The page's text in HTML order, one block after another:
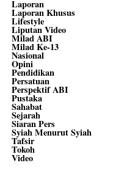
Laporan
Laporan Khusus
Lifestyle
Liputan Video
Milad ABI
Milad Ke-13
Nasional
Opini
Pendidikan
Persatuan
Perspektif ABI
Pustaka
Sahabat
Sejarah
Siaran Pers
Syiah Menurut Syiah
Tafsir
Tokoh
Video